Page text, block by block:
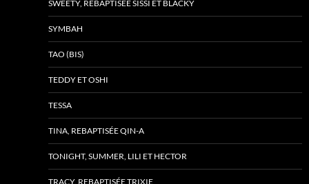
SWEETY, REBAPTISÉE SISSI ET BLACKY
SYMBAH
TAO (BIS)
TEDDY ET OSHI
TESSA
TINA, REBAPTISÉE QIN-A
TONIGHT, SUMMER, LILI ET HECTOR
TRACY, REBAPTISÉE TRIXIE